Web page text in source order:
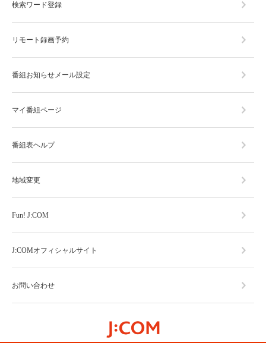
検索ワード登録
リモート録画予約
番組お知らせメール設定
マイ番組ページ
番組表ヘルプ
地域変更
Fun! J:COM
J:COMオフィシャルサイト
お問い合わせ